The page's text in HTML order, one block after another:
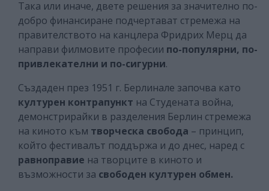
Така или иначе, двете решения за значително по-
добро финансиране подчертават стремежа на
правителството на канцлера Фридрих Мерц да
направи филмовите професии по-популярни, по-
привлекателни и по-сигурни.
Създаден през 1951 г. Берлинале започва като
културен контрапункт на Студената война,
демонстрирайки в разделения Берлин стремежа
на киното към творческа свобода – принцип,
който фестивалът поддържа и до днес, наред с
равноправие на творците в киното и
възможности за свободен културен обмен.